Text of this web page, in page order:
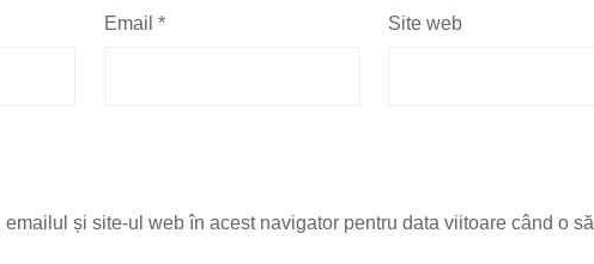
Email* Site web
și site-ul web în acest navigator pentru data viitoare când o să